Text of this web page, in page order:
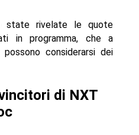
state rivelate le quote
in programma, che a
considerarsi dei
di NXT